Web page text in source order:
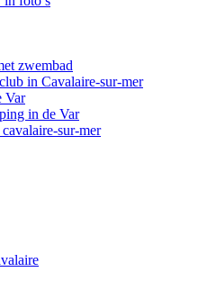
zwembad
in Cavalaire-sur-mer
Var
in de Var
sur-mer